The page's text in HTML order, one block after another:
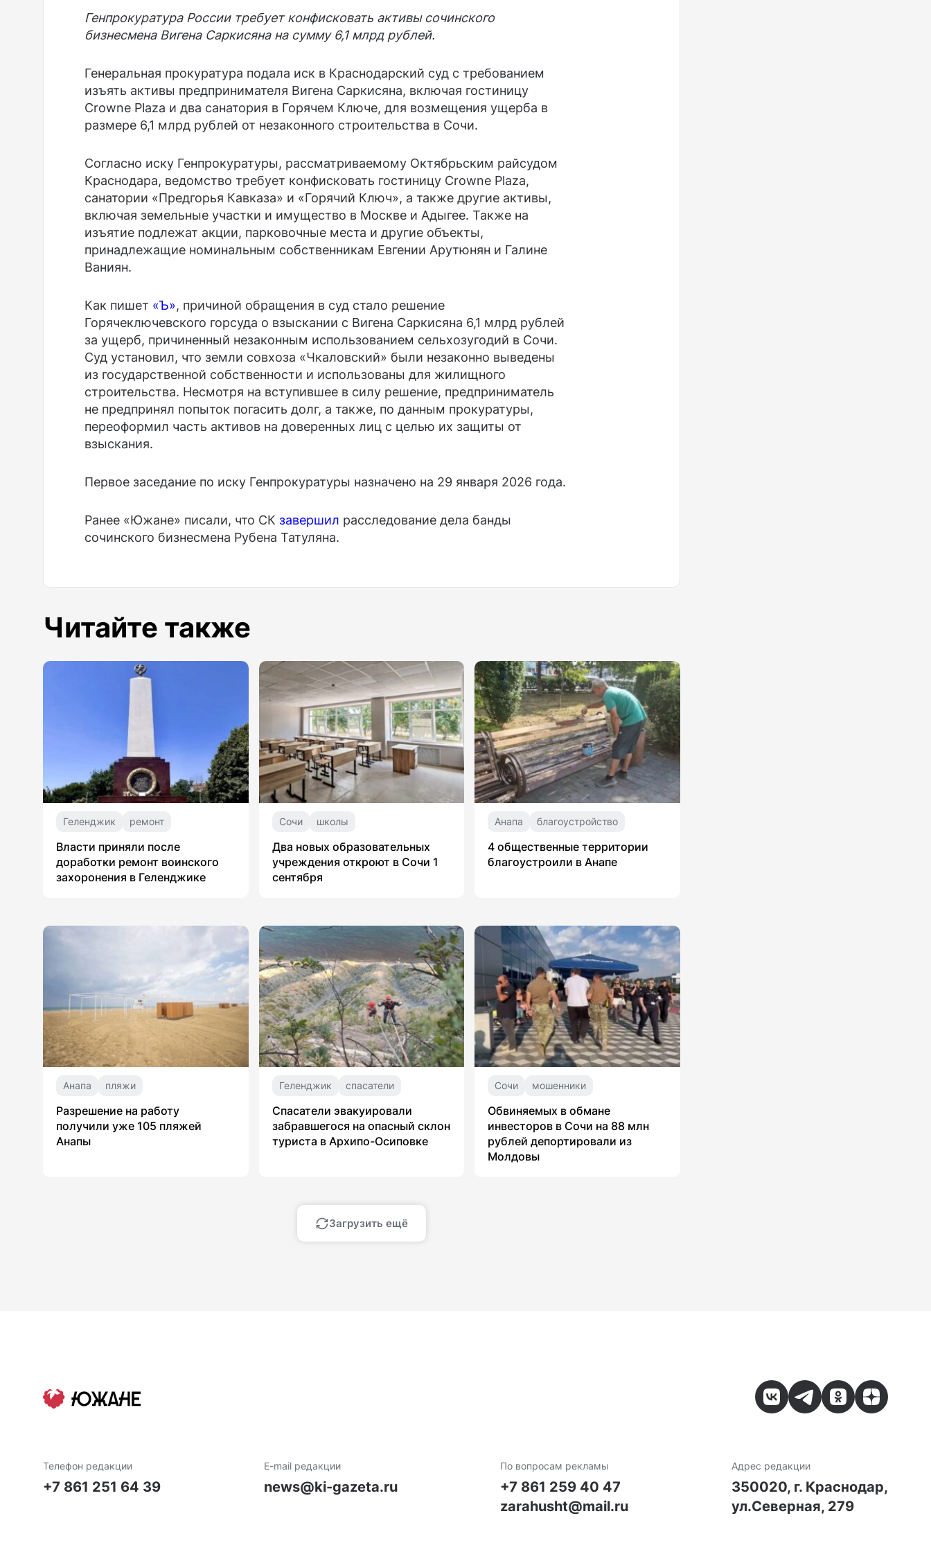
Генпрокуратура России требует конфисковать активы сочинского
бизнесмена Вигена Саркисяна на сумму 6,1 млрд рублей.
Генеральная прокуратура подала иск в Краснодарский суд с требованием
изъять активы предпринимателя Вигена Саркисяна, включая гостиницу
Crowne Plaza и два санатория в Горячем Ключе, для возмещения ущерба в
размере 6,1 млрд рублей от незаконного строительства в Сочи.
Согласно иску Генпрокуратуры, рассматриваемому Октябрьским райсудом
Краснодара, ведомство требует конфисковать гостиницу Crowne Plaza,
санатории «Предгорья Кавказа» и «Горячий Ключ», а также другие активы,
включая земельные участки и имущество в Москве и Адыгее. Также на
изъятие подлежат акции, парковочные места и другие объекты,
принадлежащие номинальным собственникам Евгении Арутюнян и Галине
Ваниян.
Как пишет «Ъ», причиной обращения в суд стало решение
Горячеключевского горсуда о взыскании с Вигена Саркисяна 6,1 млрд рублей
за ущерб, причиненный незаконным использованием сельхозугодий в Сочи.
Суд установил, что земли совхоза «Чкаловский» были незаконно выведены
из государственной собственности и использованы для жилищного
строительства. Несмотря на вступившее в силу решение, предприниматель
не предпринял попыток погасить долг, а также, по данным прокуратуры,
переоформил часть активов на доверенных лиц с целью их защиты от
взыскания.
Первое заседание по иску Генпрокуратуры назначено на 29 января 2026 года.
Ранее «Южане» писали, что СК завершил расследование дела банды
сочинского бизнесмена Рубена Татуляна.
Читайте также
Геленджик ремонт
Власти приняли после
доработки ремонт воинского
захоронения в Геленджике
Сочи школы
Два новых образовательных
учреждения откроют в Сочи 1
сентября
Анапа благоустройство
4 общественные территории
благоустроили в Анапе
Анапа пляжи
Разрешение на работу
получили уже 105 пляжей
Анапы
Геленджик спасатели
Спасатели эвакуировали
забравшегося на опасный склон
туриста в Архипо-Осиповке
Сочи мошенники
Обвиняемых в обмане
инвесторов в Сочи на 88 млн
рублей депортировали из
Молдовы
Загрузить ещё
Телефон редакции
+7 861 251 64 39
E-mail редакции
news@ki-gazeta.ru
По вопросам рекламы
+7 861 259 40 47
zarahusht@mail.ru
Адрес редакции
350020, г. Краснодар,
ул.Северная, 279